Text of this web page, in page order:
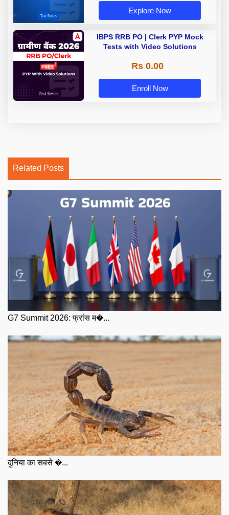
Explore Now
IBPS RRB PO | Clerk PYP Mock
Tests with Video Solutions
Rs 0.00
Enroll Now
Related Posts
G7 Summit 2026: फ्रांस म�...
दुनिया का सबसे �...